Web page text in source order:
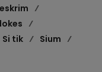
Si tik
Sium